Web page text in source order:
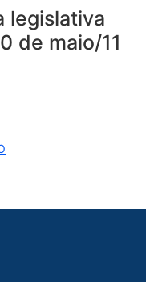
legislativa
de maio/11